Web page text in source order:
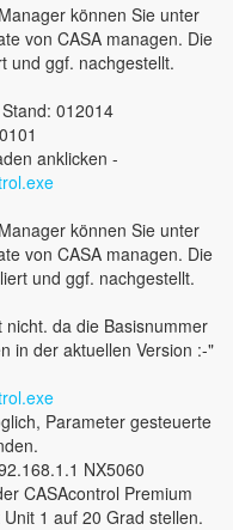
können Sie unter
von CASA managen. Die
und ggf. nachgestellt.
012014
anklicken -
können Sie unter
von CASA managen. Die
und ggf. nachgestellt.
da die Basisnummer
in der aktuellen Version :-"
Parameter gesteuerte
NX5060
CASAcontrol Premium
1 auf 20 Grad stellen.